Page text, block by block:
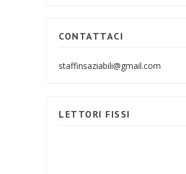
CONTATTACI
staffinsaziabili@gmail.com
LETTORI FISSI